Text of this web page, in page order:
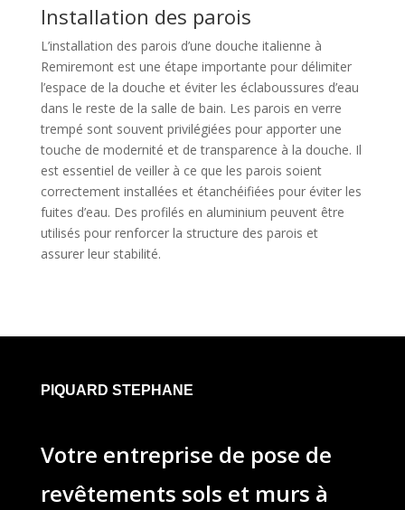
Installation des parois
L’installation des parois d’une douche italienne à
Remiremont est une étape importante pour délimiter
l’espace de la douche et éviter les éclaboussures d’eau
dans le reste de la salle de bain. Les parois en verre
trempé sont souvent privilégiées pour apporter une
touche de modernité et de transparence à la douche. Il
est essentiel de veiller à ce que les parois soient
correctement installées et étanchéifiées pour éviter les
fuites d’eau. Des profilés en aluminium peuvent être
utilisés pour renforcer la structure des parois et
assurer leur stabilité.
PIQUARD STEPHANE
Votre entreprise de pose de
revêtements sols et murs à